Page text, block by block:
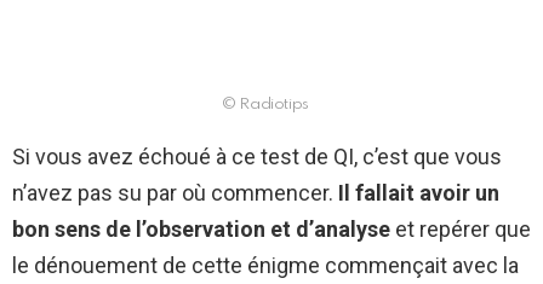
© Radiotips
Si vous avez échoué à ce test de QI, c’est que vous
n’avez pas su par où commencer. Il fallait avoir un
bon sens de l’observation et d’analyse et repérer que
le dénouement de cette énigme commençait avec la